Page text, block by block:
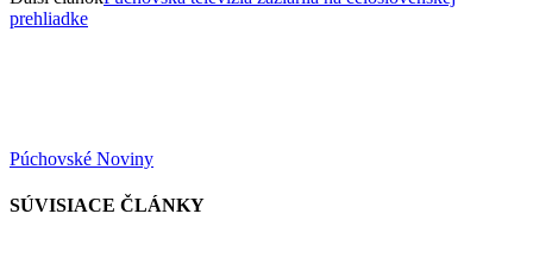
prehliadke
Púchovské Noviny
SÚVISIACE ČLÁNKY